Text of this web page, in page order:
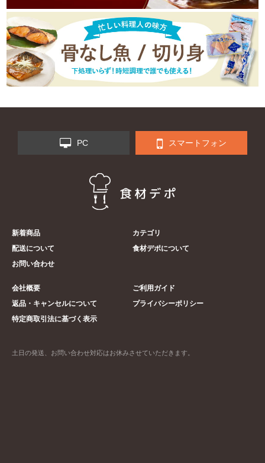
PC スマートフォン
新着商品
カテゴリ
配送について
食材デポについて
お問い合わせ
会社概要
ご利用ガイド
返品・キャンセルについて
プライバシーポリシー
特定商取引法に基づく表示
土日の発送、お問い合わせ対応はお休みさせていただきます。